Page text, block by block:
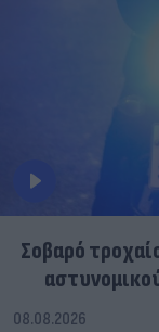
Σοβαρό
08.08.2026